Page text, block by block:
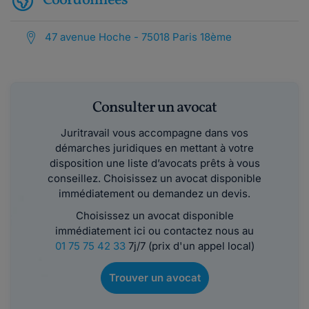
47 avenue Hoche - 75018 Paris 18ème
Consulter un avocat
Juritravail vous accompagne dans vos
démarches juridiques en mettant à votre
disposition une liste d’avocats prêts à vous
conseillez. Choisissez un avocat disponible
immédiatement ou demandez un devis.
Choisissez un avocat disponible
immédiatement ici ou contactez nous au
01 75 75 42 337j/7 (prix d'un appel local)
Trouver un avocat